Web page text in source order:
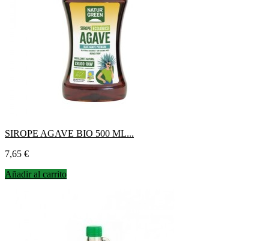
SIROPE AGAVE BIO 500 ML...
Precio
7,65 €
Añadir al carrito